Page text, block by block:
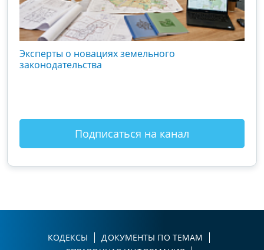
Эксперты о новациях земельного
законодательства
Подписаться на канал
КОДЕКСЫ
ДОКУМЕНТЫ ПО ТЕМАМ